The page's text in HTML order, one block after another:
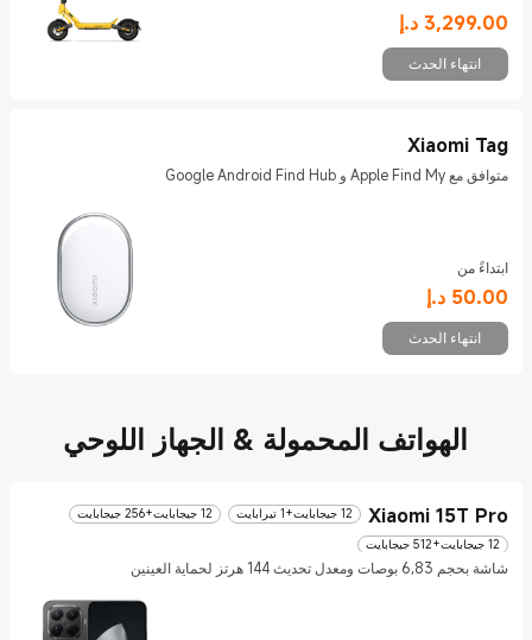
3,299.00 د.إ Current Price د.إ3299
انتهاء الحدث
Xiaomi Tag
متوافق مع Apple Find My و Google Android Find Hub
ابتداءً من
50.00 د.إ
Current Price د.إ50
انتهاء الحدث
الهواتف المحمولة & الجهاز اللوحي
Xiaomi 15T Pro 12 جيجابايت+1 تيرابايت
12 جيجابايت+256 جيجابايت
12 جيجابايت+512 جيجابايت
شاشة بحجم 6,83 بوصات ومعدل تحديث 144 هرتز لحماية العينين